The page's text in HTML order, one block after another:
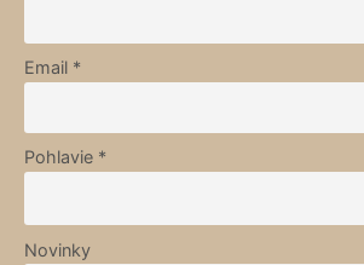
Email *
Pohlavie *
Novinky